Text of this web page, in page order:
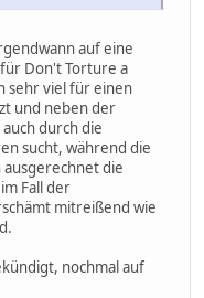
auf eine
Don't Torture a
sehr viel für einen
und neben der
durch die
sucht, während die
ausgerechnet die
Fall der
mitreißend wie
nochmal auf